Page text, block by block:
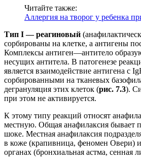
Читайте также:
Аллергия на творог у ребенка
Тип I — реагиновый
сорбированы на клетке, а антигены
Комплексы антиген—антитело
несущих антитела. В патогенезе
является взаимодействие антигена с
сорбированными на тканевых
дегрануляция этих клеток (рис. 7.3).
при этом не активируется.
К этому типу реакций относят
местную. Общая анафилаксия бывает
шоке. Местная анафилаксия
в коже (крапивница, феномен Овери)
органах (бронхиальная астма, сенная